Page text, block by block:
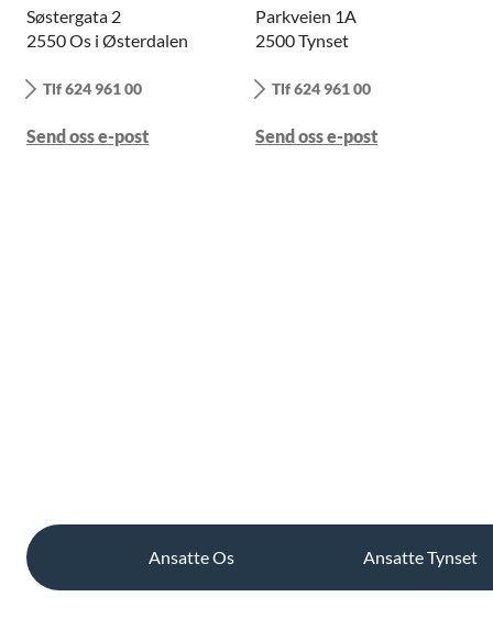
Søstergata 2
2550 Os i Østerdalen
Tlf 624 961 00
Send oss e-post
Ansatte Os
Parkveien 1A
2500 Tynset
Tlf 624 961 00
Send oss e-post
Ansatte Tynset